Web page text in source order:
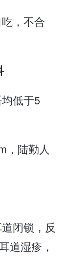
，不合
低于5
，陆勤人
闭锁，反
道湿疹，